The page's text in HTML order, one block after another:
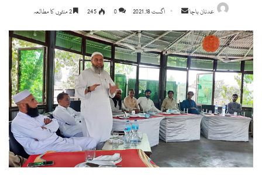
عدنان باچا
Send
email
اگست 18, 2021 0
245 2 منٹوں کا مطالعہ